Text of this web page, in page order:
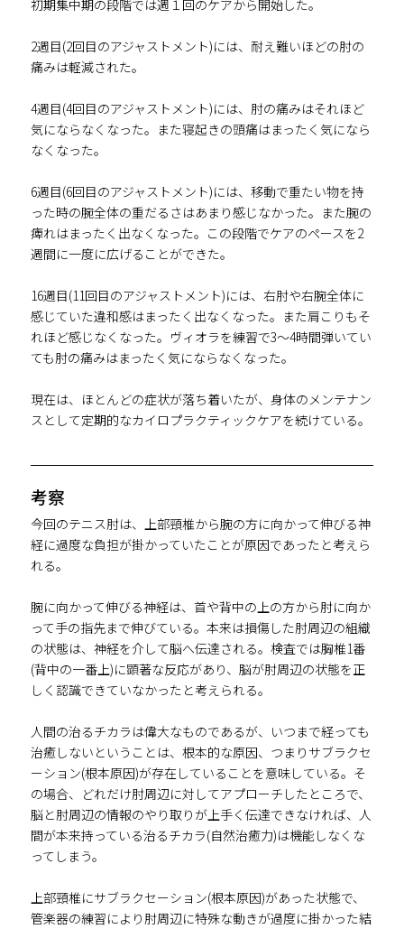
初期集中期の段階では週１回のケアから開始した。
2週目(2回目のアジャストメント)には、耐え難いほどの肘の
痛みは軽減された。
4週目(4回目のアジャストメント)には、肘の痛みはそれほど
気にならなくなった。また寝起きの頭痛はまったく気になら
なくなった。
6週目(6回目のアジャストメント)には、移動で重たい物を持
った時の腕全体の重だるさはあまり感じなかった。また腕の
痺れはまったく出なくなった。この段階でケアのペースを2
週間に一度に広げることができた。
16週目(11回目のアジャストメント)には、右肘や右腕全体に
感じていた違和感はまったく出なくなった。また肩こりもそ
れほど感じなくなった。ヴィオラを練習で3～4時間弾いてい
ても肘の痛みはまったく気にならなくなった。
現在は、ほとんどの症状が落ち着いたが、身体のメンテナン
スとして定期的なカイロプラクティックケアを続けている。
考察
今回のテニス肘は、上部頸椎から腕の方に向かって伸びる神
経に過度な負担が掛かっていたことが原因であったと考えら
れる。
腕に向かって伸びる神経は、首や背中の上の方から肘に向か
って手の指先まで伸びている。本来は損傷した肘周辺の組織
の状態は、神経を介して脳へ伝達される。検査では胸椎1番
(背中の一番上)に顕著な反応があり、脳が肘周辺の状態を正
しく認識できていなかったと考えられる。
人間の治るチカラは偉大なものであるが、いつまで経っても
治癒しないということは、根本的な原因、つまりサブラクセ
ーション(根本原因)が存在していることを意味している。そ
の場合、どれだけ肘周辺に対してアプローチしたところで、
脳と肘周辺の情報のやり取りが上手く伝達できなければ、人
間が本来持っている治るチカラ(自然治癒力)は機能しなくな
ってしまう。
上部頸椎にサブラクセーション(根本原因)があった状態で、
管楽器の練習により肘周辺に特殊な動きが過度に掛かった結